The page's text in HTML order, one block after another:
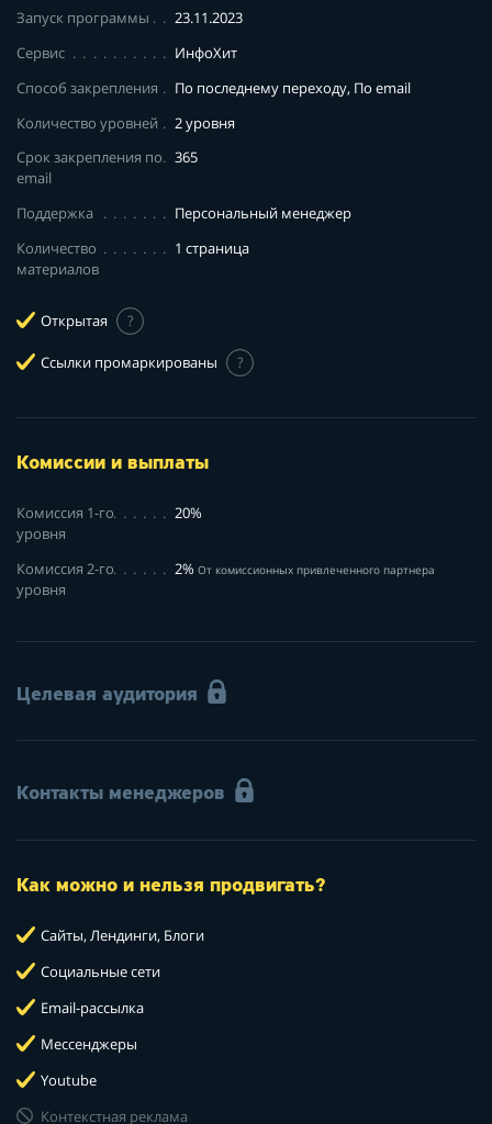
Запуск программы
23.11.2023
Сервис
ИнфоХит
Способ закрепления
По последнему переходу, По email
Количество уровней
2 уровня
Срок закрепления по
email
365
Поддержка
Персональный менеджер
Количество
материалов
1 страница
Открытая ?
Ссылки промаркированы ?
Комиссии и выплаты
Комиссия 1-го
уровня
20%
Комиссия 2-го
уровня
2%От комиссионных привлеченного партнера
Целевая аудитория
Контакты менеджеров
Как можно и нельзя продвигать?
Сайты, Лендинги, Блоги
Социальные сети
Email-рассылка
Мессенджеры
Youtube
Контекстная реклама